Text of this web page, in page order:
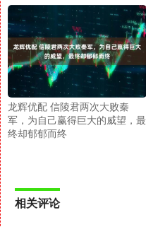
龙辉优配 信陵君两次大败秦
军，为自己赢得巨大的威望，最
终却郁郁而终
相关评论